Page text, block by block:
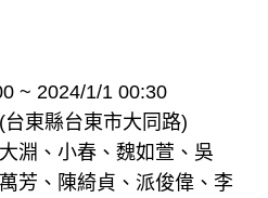
~ 2024/1/1 00:30
東縣台東市大同路)
淵、小春、魏如萱、吳
芳、陳綺貞、派俊偉、李